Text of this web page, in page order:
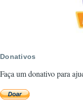
Donativos
Faça um donativo para